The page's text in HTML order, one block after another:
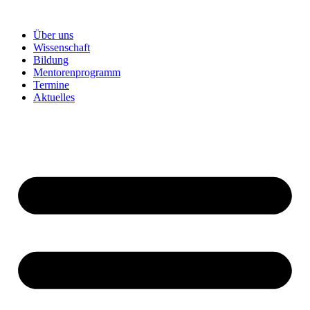
Über uns
Wissenschaft
Bildung
Mentorenprogramm
Termine
Aktuelles